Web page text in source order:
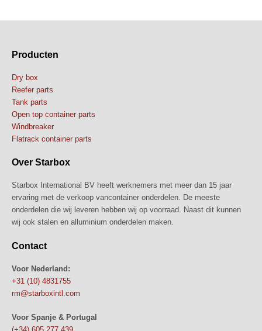
Producten
Dry box
Reefer parts
Tank parts
Open top container parts
Windbreaker
Flatrack container parts
Over Starbox
Starbox International BV heeft werknemers met meer dan 15 jaar
ervaring met de verkoop vancontainer onderdelen. De meeste
onderdelen die wij leveren hebben wij op voorraad. Naast dit kunnen
wij ook stalen en alluminium onderdelen maken.
Contact
Voor Nederland:
+31 (10) 4831755
rm@starboxintl.com
Voor Spanje & Portugal